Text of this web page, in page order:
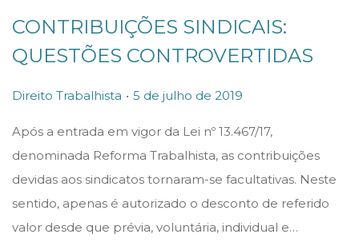
CONTRIBUIÇÕES SINDICAIS:
QUESTÕES CONTROVERTIDAS
P
Direito Trabalhista . P
5 de julho de 2019
Após a entrada em vigor da Lei nº 13.467/17,
denominada Reforma Trabalhista, as contribuições
devidas aos sindicatos tornaram-se facultativas. Neste
sentido, apenas é autorizado o desconto de referido
valor desde que prévia, voluntária, individual e…